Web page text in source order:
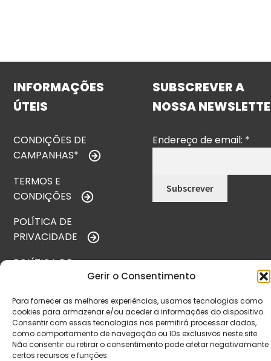
Gerir o Consentimento
Para fornecer as melhores experiências, usamos tecnologias como
cookies para armazenar e/ou aceder a informações do dispositivo.
Consentir com essas tecnologias nos permitirá processar dados,
como comportamento de navegação ou IDs exclusivos neste site.
Não consentir ou retirar o consentimento pode afetar negativamante
certos recursos e funções.
INFORMAÇÕES
ÚTEIS
CONDIÇÕES DE
CAMPANHAS*
TERMOS E
CONDIÇÕES
POLÍTICA DE
PRIVACIDADE
POLÍTICA DE
LIVRO DE
RECLAMAÇÕES
SUBSCREVER A
NOSSA
Endereço de email: *